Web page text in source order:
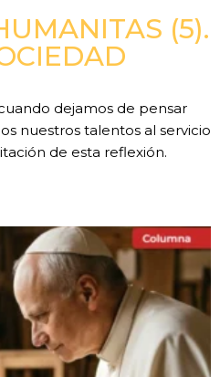
(5).
dejamos de pensar
nuestros talentos al servicio
de esta reflexión.